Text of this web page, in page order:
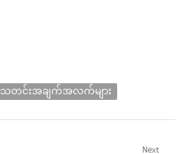
သတင်းအချက်အလက်များ
Next